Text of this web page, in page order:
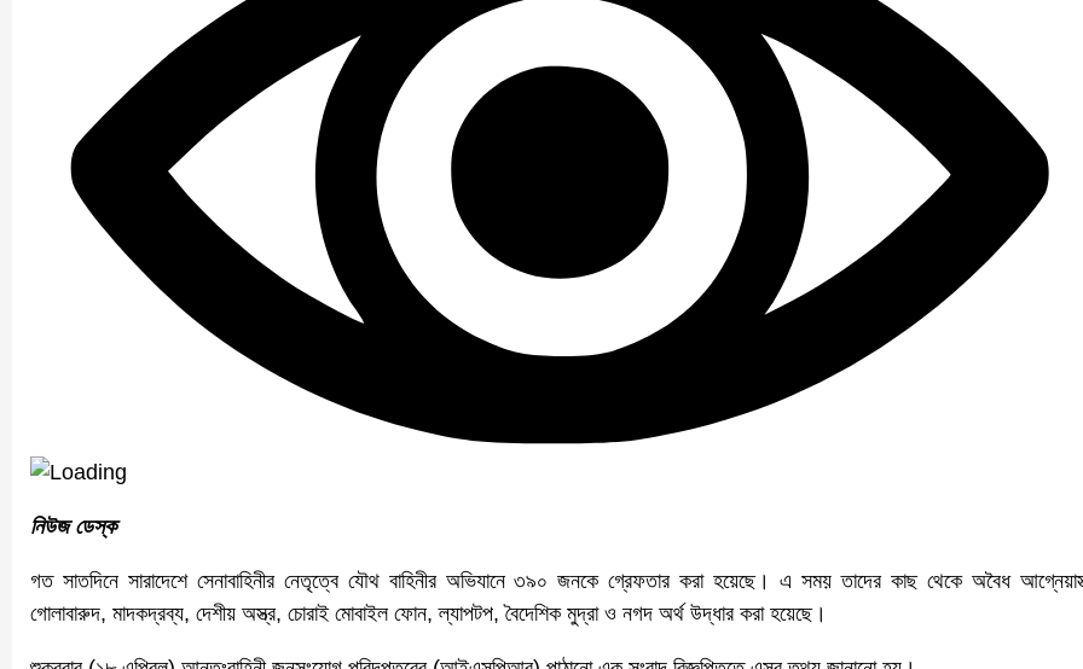
নিউজ ডেস্ক
গত সাতদিনে সারাদেশে সেনাবাহিনীর নেতৃত্বে যৌথ বাহিনীর অভিযানে ৩৯০ জনকে গ্রেফতার করা হয়েছে। এ সময় তাদের কাছ থেকে অবৈধ
গোলাবারুদ, মাদকদ্রব্য, দেশীয় অস্ত্র, চোরাই মোবাইল ফোন, ল্যাপটপ, বৈদেশিক মুদ্রা ও নগদ অর্থ উদ্ধার করা হয়েছে।